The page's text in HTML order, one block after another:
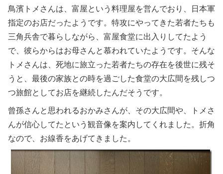
鳥濱トメさんは、富屋という料理屋を営んでおり、日本軍
指定のお店だったようです。特攻にやってきた若者たちも
三角兵舎で暮らしながら、富屋食堂に出入りしてたよう
で、彼らからはお母さんと慕われていたようです。そんな
トメさんは、死地に旅立った若者たちの存在を後世に残そ
うと、最後の家族との時を過ごした食堂の大広間を残しつ
つ旅館としてお店を継続したんだそうです。
曾孫さんと思われるおかみさんが、その大広間や、トメさ
んが信心してたという観音像を案内してくれました。折角
なので、お線香をあげてきました。